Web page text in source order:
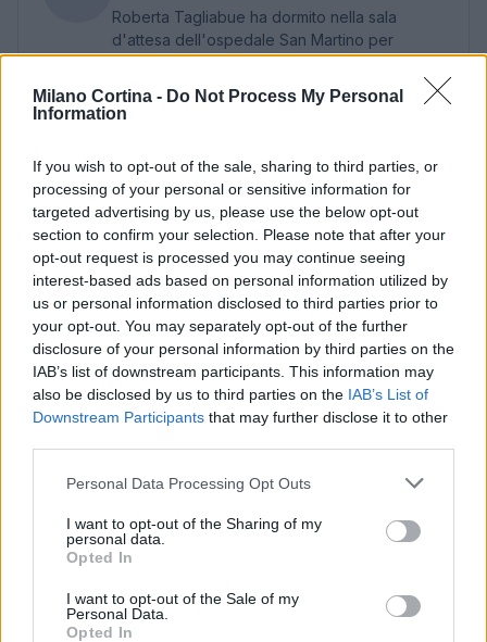
Milano Cortina - Do Not Process My Personal
Information
If you wish to opt-out of the sale, sharing to third parties, or
processing of your personal or sensitive information for
targeted advertising by us, please use the below opt-out
section to confirm your selection. Please note that after your
opt-out request is processed you may continue seeing
interest-based ads based on personal information utilized by
us or personal information disclosed to third parties prior to
your opt-out. You may separately opt-out of the further
disclosure of your personal information by third parties on the
IAB’s list of downstream participants. This information may
also be disclosed by us to third parties on the IAB’s List of
Downstream Participants that may further disclose it to other
Please note that this website/app uses one or more Google
not limited to your visit or usage behaviour. You may click to
grant or deny consent to Google and its third-party tags to
use your data for below specified purposes in below Google
consent section.
Personal Data Processing Opt Outs
I want to opt-out of the Sharing of my
personal data.
Opted In
I want to opt-out of the Sale of my
Personal Data.
Opted In
Roberta Tagliabue ha dormito nella sala
d'attesa dell'ospedale San Martino per
seguire una vicenda sanitaria emergente;
firma reportage e coordina dossier di verifica
in redazione come referente per Genova.
civiche.